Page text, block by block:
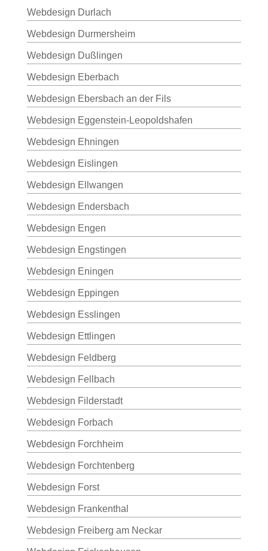
Webdesign Durlach
Webdesign Durmersheim
Webdesign Dußlingen
Webdesign Eberbach
Webdesign Ebersbach an der Fils
Webdesign Eggenstein-Leopoldshafen
Webdesign Ehningen
Webdesign Eislingen
Webdesign Ellwangen
Webdesign Endersbach
Webdesign Engen
Webdesign Engstingen
Webdesign Eningen
Webdesign Eppingen
Webdesign Esslingen
Webdesign Ettlingen
Webdesign Feldberg
Webdesign Fellbach
Webdesign Filderstadt
Webdesign Forbach
Webdesign Forchheim
Webdesign Forchtenberg
Webdesign Forst
Webdesign Frankenthal
Webdesign Freiberg am Neckar